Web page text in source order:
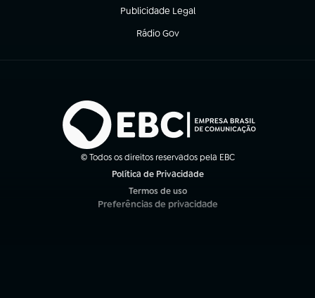
Publicidade Legal
(abre em nova aba)
Rádio Gov
(abre em nova aba)
© Todos os direitos reservados pela EBC
Política de Privacidade
Termos de uso
(abre em nova aba)
Preferências de privacidade